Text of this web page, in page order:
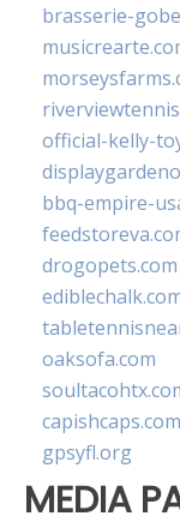
brasserie-
official-kelly-
bbq-empire-
drogopets.com
oaksofa.com
capishcaps.com
gpsyfl.org
MEDIA